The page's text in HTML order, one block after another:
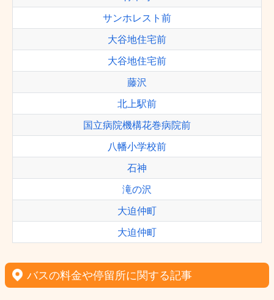
サンホレスト前
大谷地住宅前
大谷地住宅前
藤沢
北上駅前
国立病院機構花巻病院前
八幡小学校前
石神
滝の沢
大迫仲町
大迫仲町
バスの料金や停留所に関する記事